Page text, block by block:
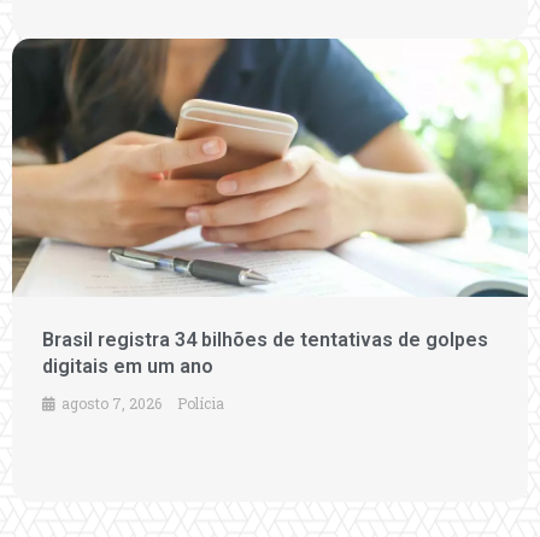
Brasil registra 34 bilhões de tentativas de golpes
digitais em um ano
agosto 7, 2026 Polícia